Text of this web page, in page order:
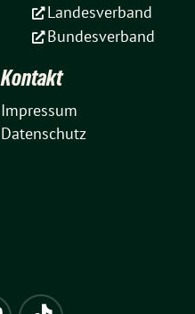
Landesverband
Bundesverband
Kontakt
Impressum
Datenschutz